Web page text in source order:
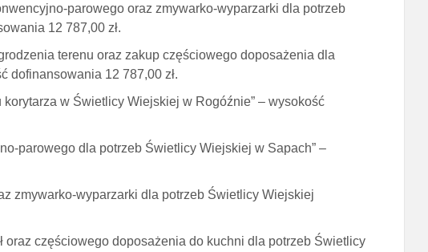
parowego oraz zmywarko-wyparzarki dla potrzeb
12 787,00 zł.
terenu oraz zakup częściowego doposażenia dla
dofinansowania 12 787,00 zł.
w Świetlicy Wiejskiej w Rogóźnie” – wysokość
parowego dla potrzeb Świetlicy Wiejskiej w Sapach” –
zmywarko-wyparzarki dla potrzeb Świetlicy Wiejskiej
oraz częściowego doposażenia do kuchni dla potrzeb Świetlicy